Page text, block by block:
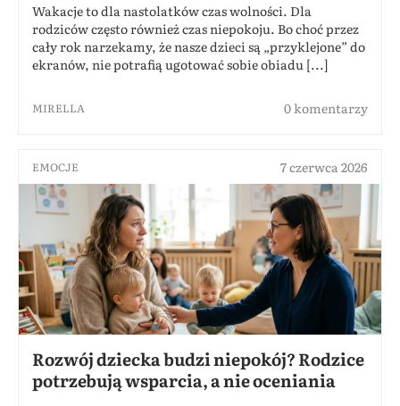
Wakacje to dla nastolatków czas wolności. Dla
rodziców często również czas niepokoju. Bo choć przez
cały rok narzekamy, że nasze dzieci są „przyklejone” do
ekranów, nie potrafią ugotować sobie obiadu [...]
MIRELLA 0 komentarzy
EMOCJE 7 czerwca 2026
Rozwój dziecka budzi niepokój? Rodzice
potrzebują wsparcia, a nie oceniania